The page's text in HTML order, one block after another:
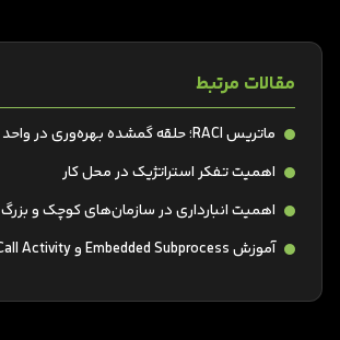
مقالات مرتبط
ماتریس RACI؛ حلقه گمشده بهره‌وری در واحد مالی سازمان‌ها
اهمیت تفکر استراتژیک در محل کار
اهمیت انبارداری در سازمان‌های کوچک و بزرگ
آموزش Embedded Subprocess و Call Activity در BPMN